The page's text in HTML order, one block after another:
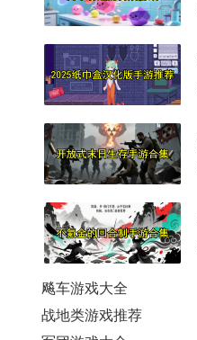
飚车游戏大全
战地类游戏推荐